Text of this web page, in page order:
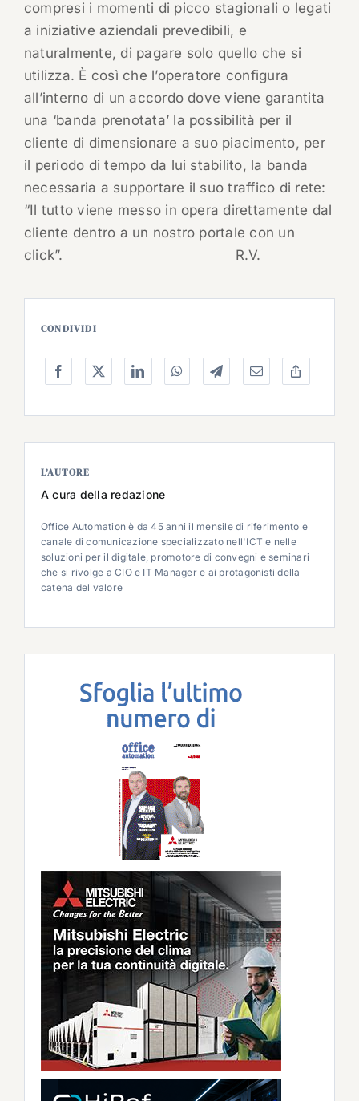
compresi i momenti di picco stagionali o legati
a iniziative aziendali prevedibili, e
naturalmente, di pagare solo quello che si
utilizza. È così che l’operatore configura
all’interno di un accordo dove viene garantita
una ‘banda prenotata’ la possibilità per il
cliente di dimensionare a suo piacimento, per
il periodo di tempo da lui stabilito, la banda
necessaria a supportare il suo traffico di rete:
“Il tutto viene messo in opera direttamente dal
cliente dentro a un nostro portale con un
click”.
R.V.
CONDIVIDI
L’AUTORE
A cura della redazione
Office Automation è da 45 anni il mensile di riferimento e
canale di comunicazione specializzato nell'ICT e nelle
soluzioni per il digitale, promotore di convegni e seminari
che si rivolge a CIO e IT Manager e ai protagonisti della
catena del valore